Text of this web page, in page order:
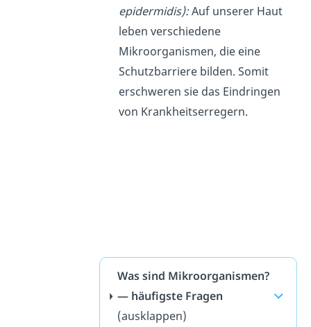
epidermidis):Auf unserer Haut
leben verschiedene
Mikroorganismen, die eine
Schutzbarriere bilden. Somit
erschweren sie das Eindringen
von Krankheitserregern.
Was sind Mikroorganismen?
— häufigste Fragen
(ausklappen)